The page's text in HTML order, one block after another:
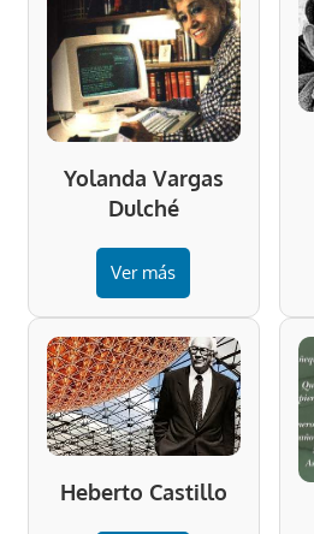
Yolanda Vargas
Dulché
Ver más
Heberto Castillo